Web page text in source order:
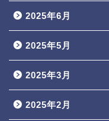
2025年6月
2025年5月
2025年3月
2025年2月